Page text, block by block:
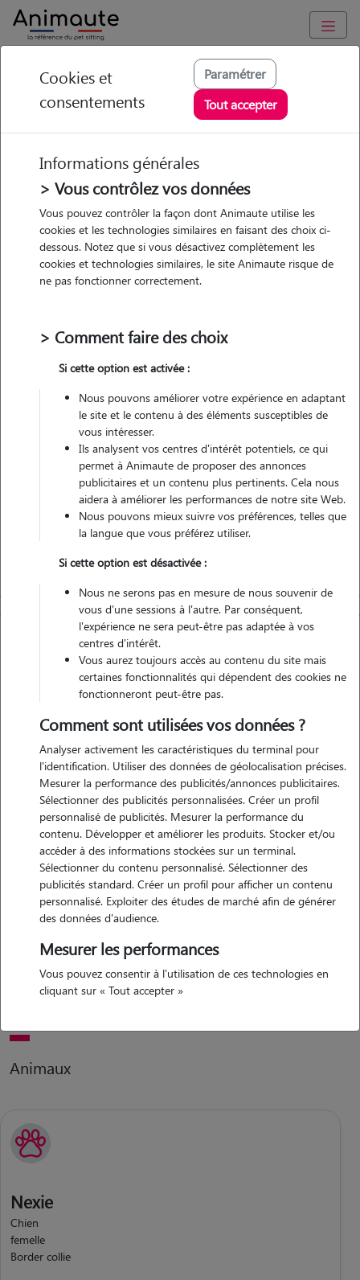
Animaute Bretagne Brest
Naya - Petsitter à
BREST
• 20 ans
Non véhiculé
Contacter
L'envoi d'une demande est sans engagement
Motivation
etant une personne qui adore les animaux, je suis plus que motivée
de m'occuper de vos animaux adorés. j'aime me promener, jouer et
câliner avec les animaux, et étant étudiante c'est un moyen pour moi
d'avoir un léger complément d'argent avec de bons horaires.
Expérience
j'ai toujours grandi avec des chiens, un chowchow, un cavalier king
toujours eu des chats. il m'arrive également de garder les animaux de
Animaux
Nexie
Chien
femelle
Border collie
Cookies et
consentements
Paramétrer
Tout accepter
Informations générales
> Vous contrôlez vos données
Vous pouvez contrôler la façon dont Animaute utilise les
cookies et les technologies similaires en faisant des choix ci-
dessous. Notez que si vous désactivez complètement les
cookies et technologies similaires, le site Animaute risque de
ne pas fonctionner correctement.
> Comment faire des choix
Si cette option est activée :
Nous pouvons améliorer votre expérience en adaptant
le site et le contenu à des éléments susceptibles de
vous intéresser.
Ils analysent vos centres d'intérêt potentiels, ce qui
permet à Animaute de proposer des annonces
publicitaires et un contenu plus pertinents. Cela nous
aidera à améliorer les performances de notre site Web.
Nous pouvons mieux suivre vos préférences, telles que
la langue que vous préférez utiliser.
Si cette option est désactivée :
Nous ne serons pas en mesure de nous souvenir de
vous d'une sessions à l'autre. Par conséquent,
l'expérience ne sera peut-être pas adaptée à vos
centres d'intérêt.
Vous aurez toujours accès au contenu du site mais
certaines fonctionnalités qui dépendent des cookies ne
fonctionneront peut-être pas.
Comment sont utilisées vos données ?
Analyser activement les caractéristiques du terminal pour
l'identification. Utiliser des données de géolocalisation précises.
Mesurer la performance des publicités/annonces publicitaires.
Sélectionner des publicités personnalisées. Créer un profil
personnalisé de publicités. Mesurer la performance du
contenu. Développer et améliorer les produits. Stocker et/ou
accéder à des informations stockées sur un terminal.
Sélectionner du contenu personnalisé. Sélectionner des
publicités standard. Créer un profil pour afficher un contenu
personnalisé. Exploiter des études de marché afin de générer
des données d'audience.
Mesurer les performances
Vous pouvez consentir à l'utilisation de ces technologies en
cliquant sur « Tout accepter »